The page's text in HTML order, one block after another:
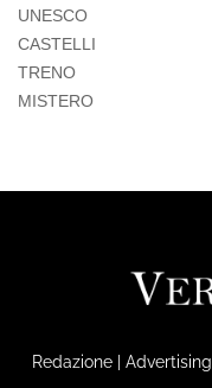
UNESCO
CASTELLI
TRENO
MISTERO
Redazione| Advertising